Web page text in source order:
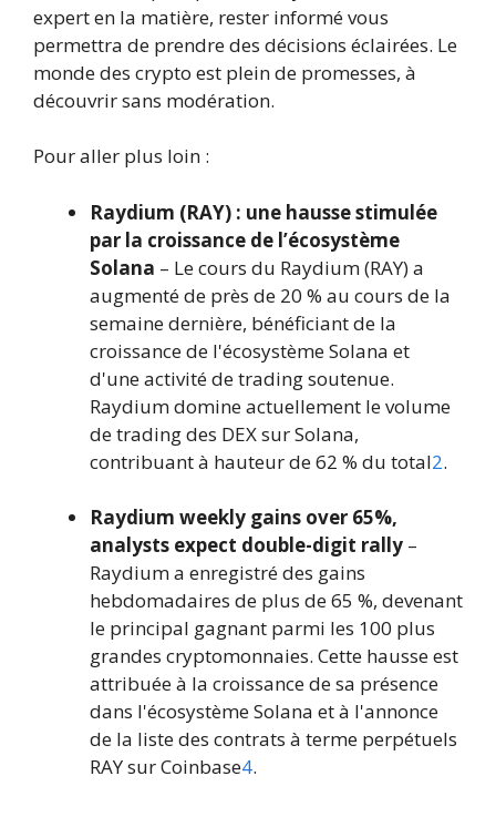
expert en la matière, rester informé vous
permettra de prendre des décisions éclairées. Le
monde des crypto est plein de promesses, à
découvrir sans modération.
Pour aller plus loin :
Raydium (RAY) : une hausse stimulée
par la croissance de l’écosystème
Solana – Le cours du Raydium (RAY) a
augmenté de près de 20 % au cours de la
semaine dernière, bénéficiant de la
croissance de l'écosystème Solana et
d'une activité de trading soutenue.
Raydium domine actuellement le volume
de trading des DEX sur Solana,
contribuant à hauteur de 62 % du total2.
Raydium weekly gains over 65%,
analysts expect double-digit rally –
Raydium a enregistré des gains
hebdomadaires de plus de 65 %, devenant
le principal gagnant parmi les 100 plus
grandes cryptomonnaies. Cette hausse est
attribuée à la croissance de sa présence
dans l'écosystème Solana et à l'annonce
de la liste des contrats à terme perpétuels
RAY sur Coinbase4.